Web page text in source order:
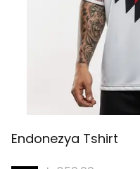
Endonezya Tshirt